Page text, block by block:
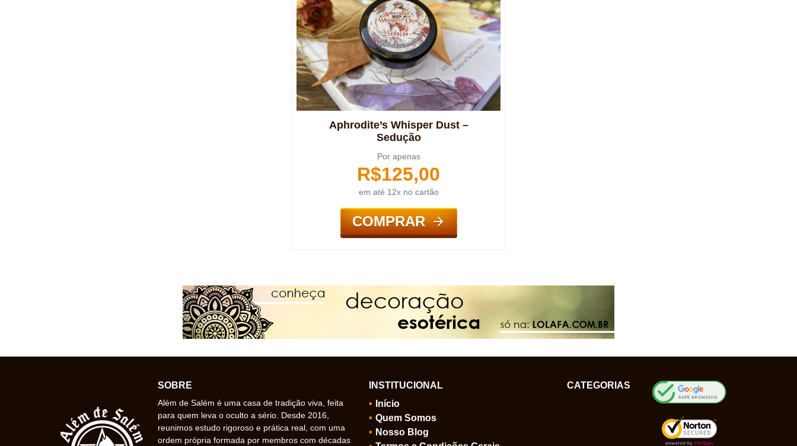
Aphrodite’s Whisper Dust –
Sedução
Por apenas
R$125,00
em até 12x no cartão
COMPRAR
SOBRE
Além de Salém é uma casa de tradição viva, feita
para quem leva o oculto a sério. Desde 2016,
reunimos estudo rigoroso e prática real, com uma
ordem própria formada por membros com décadas
INSTITUCIONAL
Início
Quem Somos
Nosso Blog
CATEGORIAS